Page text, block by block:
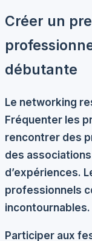
Créer un
débutante
Le networking
Fréquenter les
rencontrer des
des
d’expériences.
professionnels
incontournables.
Participer aux